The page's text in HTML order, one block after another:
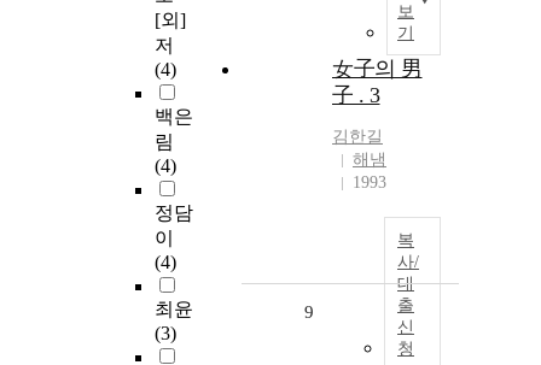
[외]
저
(4)
백은
림
(4)
정담
이
(4)
최윤
(3)
보
기
女子의 男
子 . 3
김한길
해냄
1993
복
사/
대
출
신
청
9